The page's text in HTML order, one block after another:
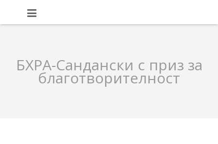
БХРА-Сандански с приз за
благотворителност